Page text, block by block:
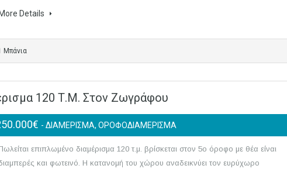
More Details
Μπάνια
120 Τ.μ. Στον Ζωγράφου
- ΔΙΑΜΕΡΙΣΜΑ, ΟΡΟΦΟΔΙΑΜΕΡΙΣΜΑ
επιπλωμένο διαμέρισμα 120 τ.μ. βρίσκεται στον 5ο όροφο με θέα είναι
και φωτεινό. Η κατανομή του χώρου αναδεικνύει τον ευρύχωρο